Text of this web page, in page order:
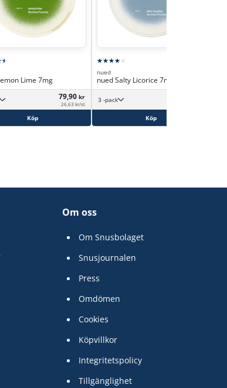
Lime 7mg
79,90 kr
26,63 kr/st
Köp
nued
nued Salty Licorice 7mg
3 -pack
Köp
Om oss
Om Snusbolaget
Snusjournalen
Press
Omdömen
Cookies
Köpvillkor
Integritetspolicy
Tillgänglighet